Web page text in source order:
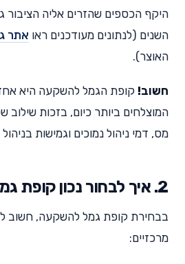
היקף הכספים שהזרים אליה הציבור
השנים (לנתונים מעודכנים ראו אתר
האוצר).
חשוב! קופת הגמל להשקעה היא אחד
המוצלחים ביותר כיום, בזכות שילוב
מס, דמי ניהול נמוכים וגמישות
2. איך לבחור נכון קופת גמל להשקעה?
מרכזיים: